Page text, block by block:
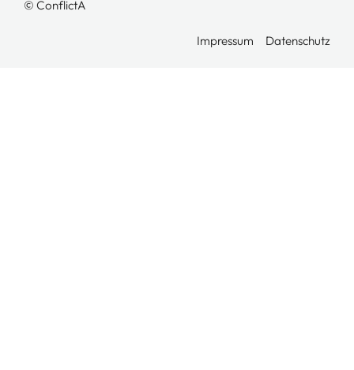
© ConflictA
Impressum Datenschutz